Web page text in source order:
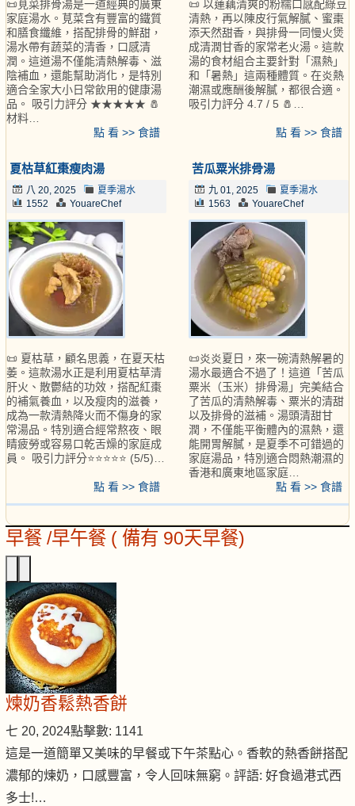
📜莧菜排骨湯是一道經典的廣東
家庭湯水。莧菜含有豐富的鐵質
和膳食纖維，搭配排骨的鮮甜，
湯水帶有蔬菜的清香，口感清
潤。這道湯不僅能清熱解毒、滋
陰補血，還能幫助消化，是特別
適合全家大小日常飲用的健康湯
品。 吸引力評分 ★★★★★ 🧂
材料…
點 看 >> 食譜
📜 以蓮藕清爽的粉糯口感配綠豆
清熱，再以陳皮行氣解膩、蜜棗
添天然甜香，與排骨一同慢火煲
成清潤甘香的家常老火湯。這款
湯的食材組合主要針對「濕熱」
和「暑熱」這兩種體質。在炎熱
潮濕或應酬後解膩，都很合適。
吸引力評分 4.7 / 5 🧂…
點 看 >> 食譜
夏枯草紅棗瘦肉湯
八 20, 2025
夏季湯水
1552
YouareChef
📜 夏枯草，顧名思義，在夏天枯
萎。這款湯水正是利用夏枯草清
肝火、散鬱結的功效，搭配紅棗
的補氣養血，以及瘦肉的滋養，
成為一款清熱降火而不傷身的家
常湯品。特別適合經常熬夜、眼
睛疲勞或容易口乾舌燥的家庭成
員。 吸引力評分⭐⭐⭐⭐⭐ (5/5)…
點 看 >> 食譜
苦瓜粟米排骨湯
九 01, 2025
夏季湯水
1563
YouareChef
📜炎炎夏日，來一碗清熱解暑的
湯水最適合不過了！這道「苦瓜
粟米（玉米）排骨湯」完美結合
了苦瓜的清熱解毒、粟米的清甜
以及排骨的滋補。湯頭清甜甘
潤，不僅能平衡體內的濕熱，還
能開胃解膩，是夏季不可錯過的
家庭湯品，特別適合悶熱潮濕的
香港和廣東地區家庭…
點 看 >> 食譜
早餐 /早午餐 ( 備有 90天早餐)
煉奶香鬆熱香餅
七 20, 2024點擊數: 1141
這是一道簡單又美味的早餐或下午茶點心。香軟的熱香餅搭配
濃郁的煉奶，口感豐富，令人回味無窮。評語: 好食過港式西
多士!…